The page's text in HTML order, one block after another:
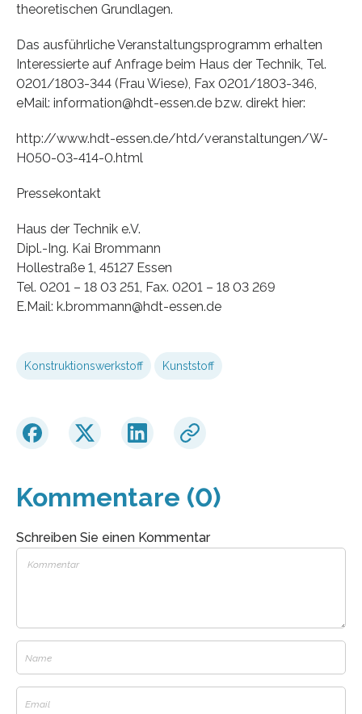
theoretischen Grundlagen.
Das ausführliche Veranstaltungsprogramm erhalten
Interessierte auf Anfrage beim Haus der Technik, Tel.
0201/1803-344 (Frau Wiese), Fax 0201/1803-346,
eMail: information@hdt-essen.de bzw. direkt hier:
http://www.hdt-essen.de/htd/veranstaltungen/W-
H050-03-414-0.html
Pressekontakt
Haus der Technik e.V.
Dipl.-Ing. Kai Brommann
Hollestraße 1, 45127 Essen
Tel. 0201 – 18 03 251, Fax. 0201 – 18 03 269
E.Mail: k.brommann@hdt-essen.de
Konstruktionswerkstoff Kunststoff
Kommentare (0)
Schreiben Sie einen Kommentar